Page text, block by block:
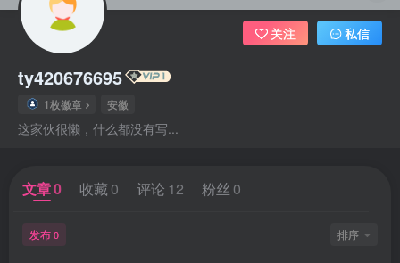
ty420676695
1枚徽章 安徽
这家伙很懒，什么都没有写...
关注 私信
文章0 收藏 0 评论 12 粉丝 0
发布 0 排序